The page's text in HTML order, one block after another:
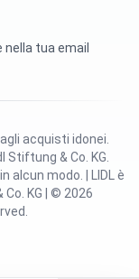
tua email
& Co. KG.
alcun modo. | LIDL è
KG | © 2026
acquisti idonei.